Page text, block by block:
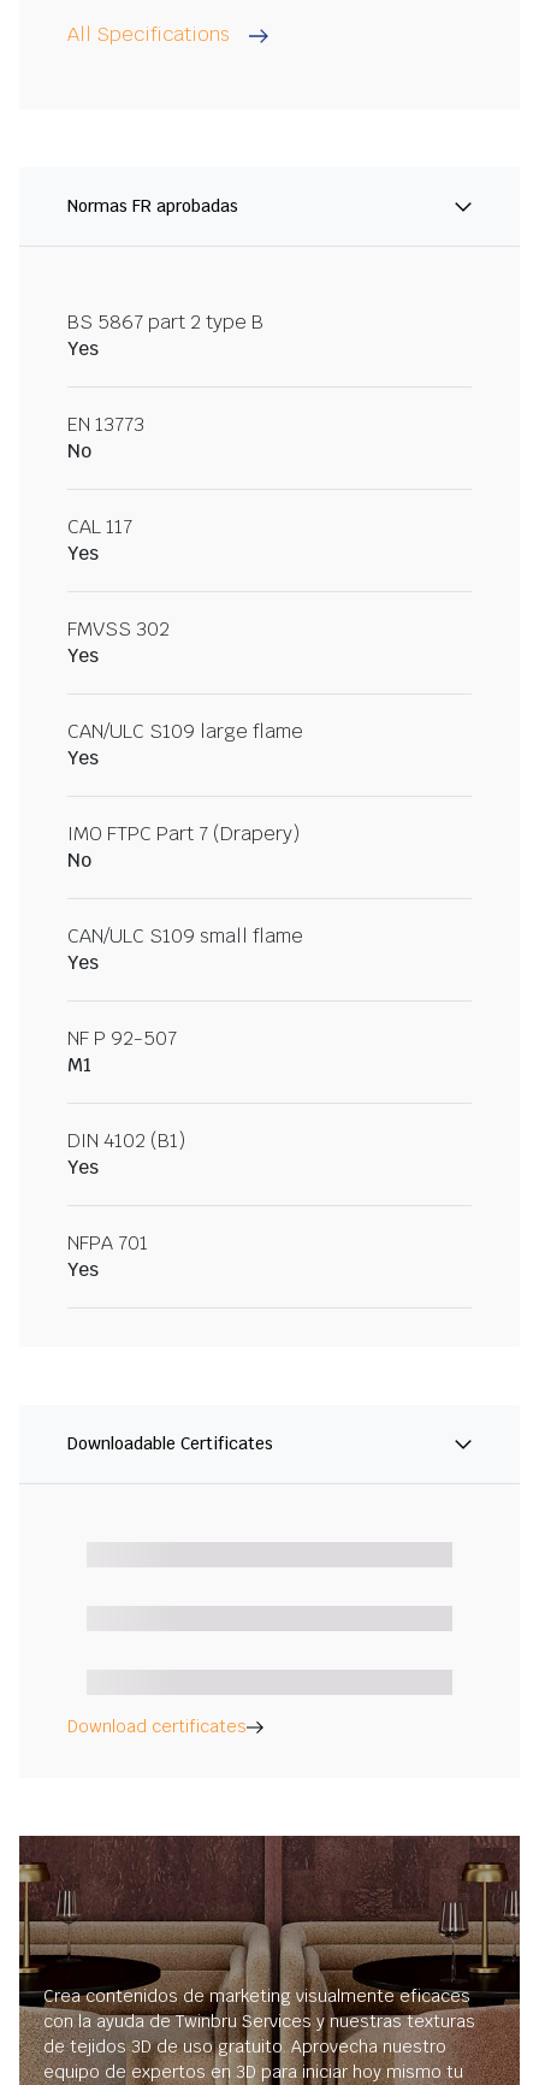
All Specifications
Normas FR aprobadas
BS 5867 part 2 type B
Yes
EN 13773
No
CAL 117
Yes
FMVSS 302
Yes
CAN/ULC S109 large flame
Yes
IMO FTPC Part 7 (Drapery)
No
CAN/ULC S109 small flame
Yes
NF P 92-507
M1
DIN 4102 (B1)
Yes
NFPA 701
Yes
Downloadable Certificates
Download certificates
Crea contenidos de marketing visualmente eficaces
con la ayuda de Twinbru Services y nuestras texturas
de tejidos 3D de uso gratuito. Aprovecha nuestro
equipo de expertos en 3D para iniciar hoy mismo tu